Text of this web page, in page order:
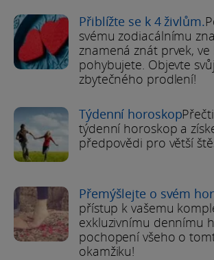
Přiblížte se k 4 živlům.
svému zodiacálnímu
znamená znát prvek, ve
pohybujete. Objevte
zbytečného prodlení!
Týdenní horoskop
týdenní horoskop a
předpovědi pro větší
Přemýšlejte o svém
přístup k vašemu
exkluzivnímu dennímu
pochopení všeho o
okamžiku!